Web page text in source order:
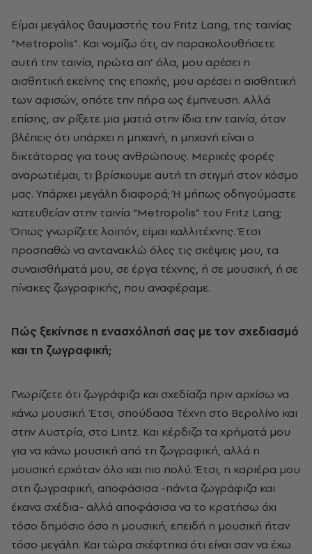
Είμαι μεγάλος θαυμαστής του Fritz Lang, της ταινίας
“Metropolis”. Και νομίζω ότι, αν παρακολουθήσετε
αυτή την ταινία, πρώτα απ’ όλα, μου αρέσει η
αισθητική εκείνης της εποχής, μου αρέσει η αισθητική
των αφισών, οπότε την πήρα ως έμπνευση. Αλλά
επίσης, αν ρίξετε μια ματιά στην ίδια την ταινία, όταν
βλέπεις ότι υπάρχει η μηχανή, η μηχανή είναι ο
δικτάτορας για τους ανθρώπους. Μερικές φορές
αναρωτιέμαι, τι βρίσκουμε αυτή τη στιγμή στον κόσμο
μας. Υπάρχει μεγάλη διαφορά; Ή μήπως οδηγούμαστε
κατευθείαν στην ταινία “Metropolis” του Fritz Lang;
Όπως γνωρίζετε λοιπόν, είμαι καλλιτέχνης. Έτσι
προσπαθώ να αντανακλώ όλες τις σκέψεις μου, τα
συναισθήματά μου, σε έργα τέχνης, ή σε μουσική, ή σε
πίνακες ζωγραφικής, που αναφέραμε.
Πώς ξεκίνησε η ενασχόλησή σας με τον σχεδιασμό
και τη ζωγραφική;
Γνωρίζετε ότι ζωγράφιζα και σχεδίαζα πριν αρχίσω να
κάνω μουσική. Έτσι, σπούδασα Τέχνη στο Βερολίνο και
στην Αυστρία, στο Lintz. Και κέρδιζα τα χρήματά μου
για να κάνω μουσική από τη ζωγραφική, αλλά η
μουσική ερχόταν όλο και πιο πολύ. Έτσι, η καριέρα μου
στη ζωγραφική, αποφάσισα -πάντα ζωγράφιζα και
έκανα σχέδια- αλλά αποφάσισα να το κρατήσω όχι
τόσο δημόσιο όσο η μουσική, επειδή η μουσική ήταν
τόσο μεγάλη. Και τώρα σκέφτηκα ότι είναι σαν να έχω